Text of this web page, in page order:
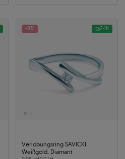
-8% 24h
Verlobungsring SAVICKI:
Weißgold, Diamant